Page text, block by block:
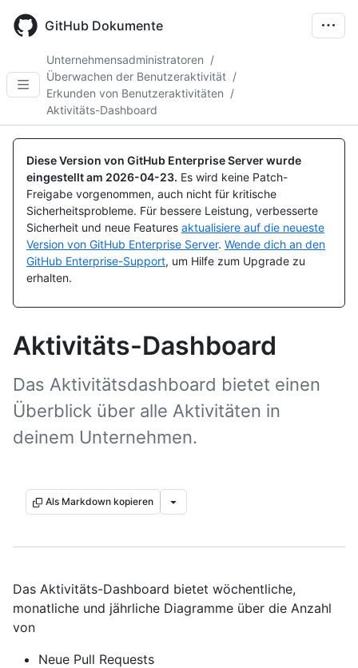
main
GitHub Dokumente
Unternehmensadministratoren /
Überwachen der Benutzeraktivität /
Erkunden von Benutzeraktivitäten /
Aktivitäts-Dashboard
Diese Version von GitHub Enterprise Server wurde
eingestellt am 2026-04-23. Es wird keine Patch-
Freigabe vorgenommen, auch nicht für kritische
Sicherheitsprobleme. Für bessere Leistung, verbesserte
Sicherheit und neue Features aktualisiere auf die neueste
Version von GitHub Enterprise Server. Wende dich an den
GitHub Enterprise-Support, um Hilfe zum Upgrade zu
erhalten.
Aktivitäts-Dashboard
Das Aktivitätsdashboard bietet einen
Überblick über alle Aktivitäten in
deinem Unternehmen.
Als Markdown kopieren
Das Aktivitäts-Dashboard bietet wöchentliche,
monatliche und jährliche Diagramme über die Anzahl
von
Neue Pull Requests